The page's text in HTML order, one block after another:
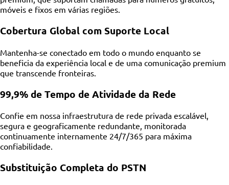
móveis e fixos em várias regiões.
Cobertura Global com Suporte Local
Mantenha-se conectado em todo o mundo enquanto se
beneficia da experiência local e de uma comunicação premium
que transcende fronteiras.
99,9% de Tempo de Atividade da Rede
Confie em nossa infraestrutura de rede privada escalável,
segura e geograficamente redundante, monitorada
continuamente internamente 24/7/365 para máxima
confiabilidade.
Substituição Completa do PSTN